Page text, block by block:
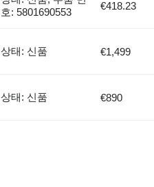
호: 5801690553
€418.23
상태: 신품 €1,499
상태: 신품 €890